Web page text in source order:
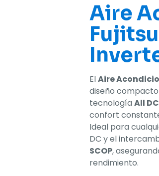
Aire
ElAire
diseño
tecnología All
confort
Ideal para
DC y el
SCOP,
rendimiento.